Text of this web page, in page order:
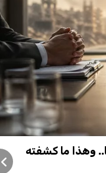
وهذا ما كشفته